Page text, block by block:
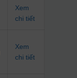
Xem
chi tiết
Xem
chi tiết